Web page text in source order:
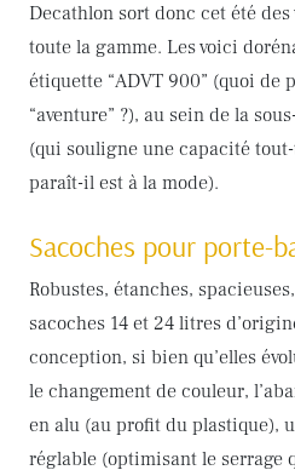
Decathlon sort donc cet été
toute la gamme. Les voici
étiquette “ADVT 900” (quoi de
“aventure” ?), au sein de la
(qui souligne une capacité
paraît-il est à la mode).
Sacoches pour porte-
Robustes, étanches,
sacoches 14 et 24 litres
conception, si bien qu’elles
le changement de couleur,
en alu (au profit du plastique),
réglable (optimisant le serrage